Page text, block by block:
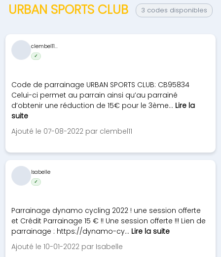
URBAN SPORTS CLUB
3 codes disponibles
Code de parrainage URBAN SPORTS CLUB: CB95834
Celui-ci permet au parrain ainsi qu’au parrainé
d’obtenir une réduction de 15€ pour le 3ème... Lire la
suite
Ajouté le 07-08-2022 par clembel11
clembel11...
✓
Parrainage dynamo cycling 2022 ! une session offerte
et Crédit Parrainage 15 € !! Une session offerte !!! Lien de
parrainage : https://dynamo-cy... Lire la suite
Ajouté le 10-01-2022 par Isabelle
Isabelle
✓